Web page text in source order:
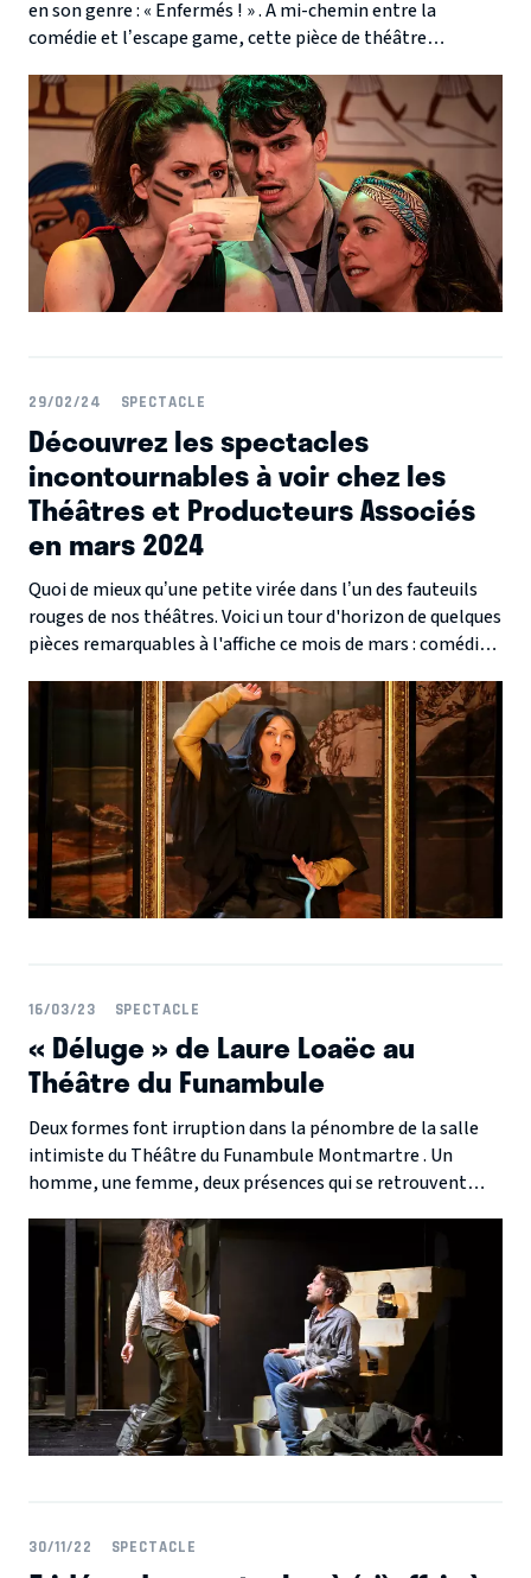
en son genre : « Enfermés ! » . A mi-chemin entre la
comédie et l’escape game, cette pièce de théâtre
créativité.
29/02/24 SPECTACLE
Découvrez les spectacles
incontournables à voir chez les
Théâtres et Producteurs Associés
en mars 2024
Quoi de mieux qu’une petite virée dans l’un des fauteuils
rouges de nos théâtres. Voici un tour d'horizon de quelques
pièces remarquables à l'affiche ce mois de mars : comédie,
production théâtrale entraîne son public dans un voyage
captivant. Suivez le guide ...
16/03/23 SPECTACLE
« Déluge » de Laure Loaëc au
Théâtre du Funambule
Deux formes font irruption dans la pénombre de la salle
intimiste du Théâtre du Funambule Montmartre . Un
homme, une femme, deux présences qui se retrouvent
entrepôt, un lieu transitoire dépositaire de leurs velléités
le temps d’une heure.
30/11/22 SPECTACLE